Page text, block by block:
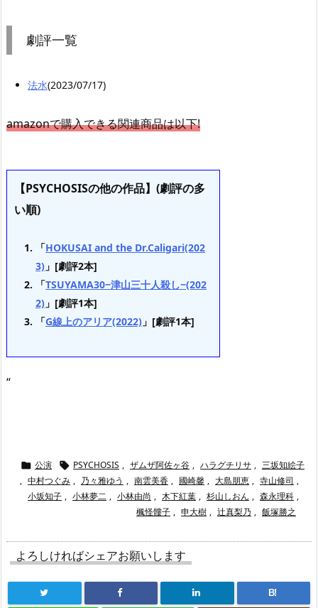
劇評一覧
法水(2023/07/17)
amazonで購入できる関連商品は以下!
【PSYCHOSISの他の作品】(劇評の多
い順)
「HOKUSAI and the Dr.Caligari(202
3) 」[劇評2本]
「TSUYAMA30−津山三十人殺し−(202
2) 」[劇評1本]
「G線上のアリア(2022) 」[劇評1本]
“
 公演  PSYCHOSIS , ザムザ阿佐ヶ谷 , ハラグチリサ , 三坂知絵子
, 中村つぐみ , 乃々雅ゆう , 南雲美香 , 國崎馨 , 大島朋恵 , 寺山修司 ,
小坂知子 , 小林夢二 , 小林由尚 , 木下紅葉 , 杉山しおん , 森永理科 ,
楓怪髏子 , 申大樹 , 辻真梨乃 , 飯塚勝之
よろしければシェアお願いします
B!